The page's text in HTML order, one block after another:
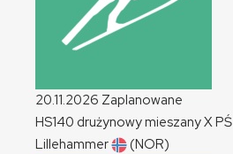
20.11.2026 Zaplanowane
HS140 drużynowy mieszanyXPŚ
Lillehammer
(NOR)